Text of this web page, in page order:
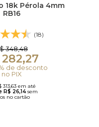
18k Pérola 4mm
RB16
(18)
348,48
282,27
de desconto
no PIX
313,63 em até
R$ 26,14sem
no cartão